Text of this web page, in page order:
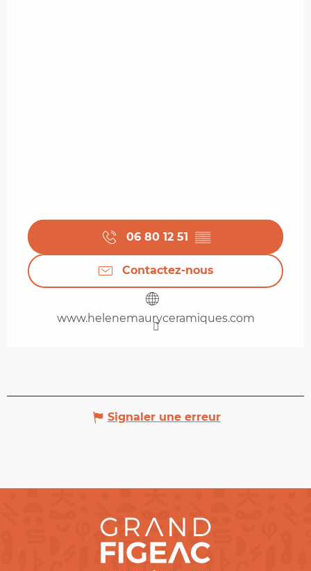
06 80 12 51 ▒▒
Contactez-nous
www.helenemauryceramiques.com
Signaler une erreur